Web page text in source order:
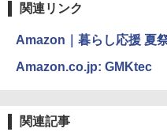
関連リンク
Amazon｜暮らし応援 夏
Amazon.co.jp: GMKtec
関連記事